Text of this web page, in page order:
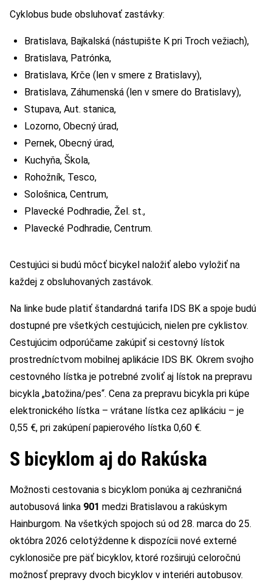
Cyklobus bude obsluhovať zastávky:
Bratislava, Bajkalská (nástupište K pri Troch vežiach),
Bratislava, Patrónka,
Bratislava, Krče (len v smere z Bratislavy),
Bratislava, Záhumenská (len v smere do Bratislavy),
Stupava, Aut. stanica,
Lozorno, Obecný úrad,
Pernek, Obecný úrad,
Kuchyňa, Škola,
Rohožník, Tesco,
Sološnica, Centrum,
Plavecké Podhradie, Žel. st.,
Plavecké Podhradie, Centrum.
Cestujúci si budú môcť bicykel naložiť alebo vyložiť na
každej z obsluhovaných zastávok.
Na linke bude platiť štandardná tarifa IDS BK a spoje budú
dostupné pre všetkých cestujúcich, nielen pre cyklistov.
Cestujúcim odporúčame zakúpiť si cestovný lístok
prostredníctvom mobilnej aplikácie IDS BK. Okrem svojho
cestovného lístka je potrebné zvoliť aj lístok na prepravu
bicykla „batožina/pes“. Cena za prepravu bicykla pri kúpe
elektronického lístka – vrátane lístka cez aplikáciu – je
0,55 €, pri zakúpení papierového lístka 0,60 €.
S bicyklom aj do Rakúska
Možnosti cestovania s bicyklom ponúka aj cezhraničná
autobusová linka 901 medzi Bratislavou a rakúskym
Hainburgom. Na všetkých spojoch sú od 28. marca do 25.
októbra 2026 celotýždenne k dispozícii nové externé
cyklonosiče pre päť bicyklov, ktoré rozširujú celoročnú
možnosť prepravy dvoch bicyklov v interiéri autobusov.